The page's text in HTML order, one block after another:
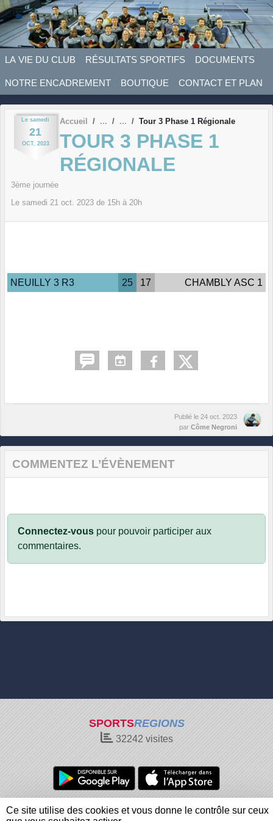
LA VIE DU CLUB RÉSULTATS SPORTIFS DOCUMENTS
NOTRE ENCADREMENT BOUTIQUE CONTACT ET PLAN
Le samedi
21
OCT. 2023
Accueil Tour 3 Phase 1 Régionale
TOUR 3 PHASE 1
RÉGIONALE
3ème journée
Le samedi 21 oct. 2023 de 15h à 20h
NEUILLY 3 R3 25 17 CHAMBLY ASC 1
Publié le 24 oct. 2023
par Côme Negroni
COMMENTEZ L’ÉVÈNEMENT
Connectez-vous pour pouvoir participer aux
commentaires.
SPORTSREGIONS
32242 visites
Charte cookies
Gestion des cookies
Panneau de gestion des cookies
Ce site utilise des cookies et vous donne le contrôle sur ceux